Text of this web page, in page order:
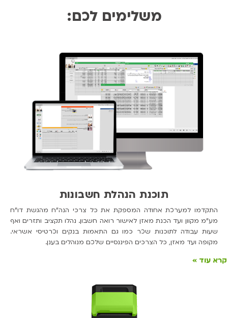
משלימים לכם:
תוכנת הנהלת חשבונות
התקדמו למערכת אחודה המספקת את כל צרכי הנה"ח מהגשת דו"ח
מע"מ מקוון ועד הכנת מאזן לאישור רואה חשבון. נהלו תקציב ותזרים ואף
שעות עבודה לתוכנות שכר כמו גם התאמות בנקים וכרטיסי אשראי.
מקופה ועד מאזן, כל הצרכים הפיננסיים שלכם מנוהלים בענן.
קרא עוד »